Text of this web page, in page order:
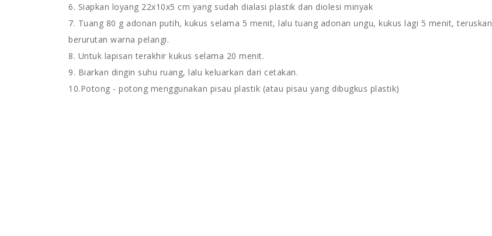
6. Siapkan loyang 22x10x5 cm yang sudah dialasi plastik dan diolesi minyak
7. Tuang 80 g adonan putih, kukus selama 5 menit, lalu tuang adonan ungu, kukus lagi 5 menit, teruskan
berurutan warna pelangi.
8. Untuk lapisan terakhir kukus selama 20 menit.
9. Biarkan dingin suhu ruang, lalu keluarkan dari cetakan.
10.Potong - potong menggunakan pisau plastik (atau pisau yang dibugkus plastik)